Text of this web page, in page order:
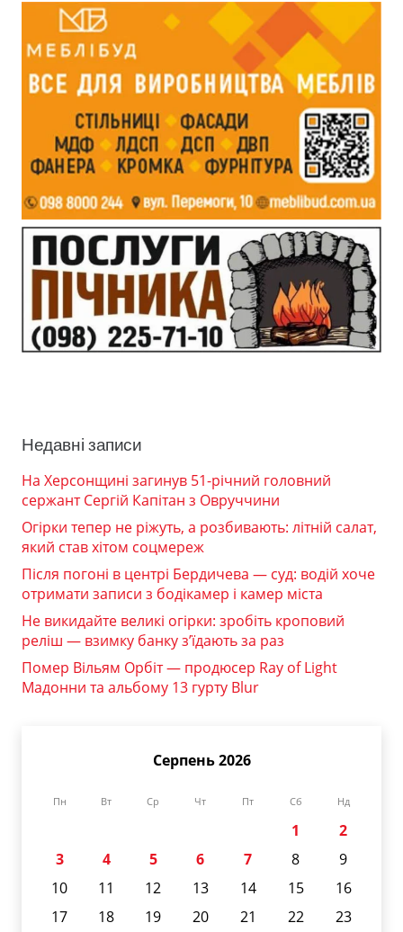
Недавні записи
На Херсонщині загинув 51-річний головний
сержант Сергій Капітан з Овруччини
Огірки тепер не ріжуть, а розбивають: літній салат,
який став хітом соцмереж
Після погоні в центрі Бердичева — суд: водій хоче
отримати записи з бодікамер і камер міста
Не викидайте великі огірки: зробіть кроповий
реліш — взимку банку з’їдають за раз
Помер Вільям Орбіт — продюсер Ray of Light
Мадонни та альбому 13 гурту Blur
Серпень 2026
Пн Вт Ср Чт Пт Сб Нд
1
2
3
4 5 6 7 8
9
10
11 12 13 14 15
16
17
18 19 20 21 22
23